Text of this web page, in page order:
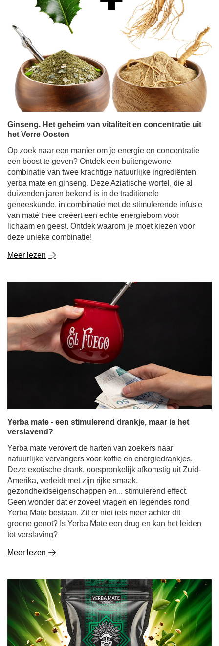
Ginseng. Het geheim van vitaliteit en concentratie uit
het Verre Oosten
Op zoek naar een manier om je energie en concentratie
een boost te geven? Ontdek een buitengewone
combinatie van twee krachtige natuurlijke ingrediënten:
yerba mate en ginseng. Deze Aziatische wortel, die al
duizenden jaren bekend is in de traditionele
geneeskunde, in combinatie met de stimulerende infusie
van maté thee creëert een echte energiebom voor
lichaam en geest. Ontdek waarom je moet kiezen voor
deze unieke combinatie!
Meer lezen
Yerba mate - een stimulerend drankje, maar is het
verslavend?
Yerba mate verovert de harten van zoekers naar
natuurlijke vervangers voor koffie en energiedrankjes.
Deze exotische drank, oorspronkelijk afkomstig uit Zuid-
Amerika, verleidt met zijn rijke smaak,
gezondheidseigenschappen en... stimulerend effect.
Geen wonder dat er zoveel vragen en legendes rond
Yerba Mate bestaan. Zit er niet iets meer achter dit
groene genot? Is Yerba Mate een drug en kan het leiden
tot verslaving?
Meer lezen